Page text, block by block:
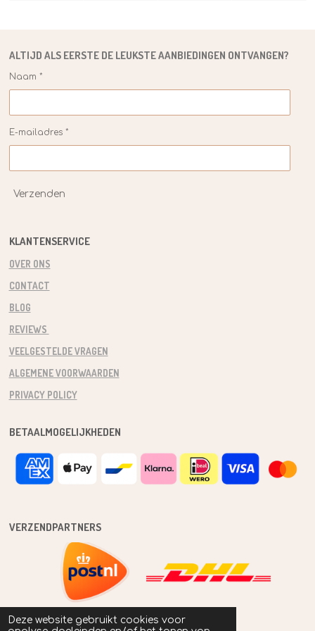
Deze website gebruikt cookies voor
ALTIJD ALS EERSTE DE LEUKSTEAANBIEDINGEN ONTVANGEN?
Naam *
E-mailadres *
Verzenden
KLANTENSERVICE
OVER ONS
CONTACT
BLOG
REVIEWS
VEELGESTELDE VRAGEN
ALGEMENE VOORWAARDEN
PRIVACY POLICY
BETAALMOGELIJKHEDEN
VERZENDPARTNERS